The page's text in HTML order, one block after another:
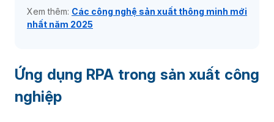
Xem thêm: Các công nghệ sản xuất thông minh mới
nhất năm 2025
Ứng dụng RPA trong sản xuất công
nghiệp